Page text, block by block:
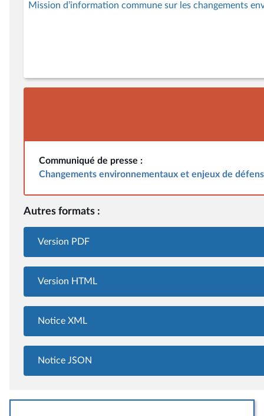
Mission d’information commune sur les changements
Communiqué de presse :
Changements environnementaux et enjeux de
Autres formats :
Version PDF
Version HTML
Notice XML
Notice JSON